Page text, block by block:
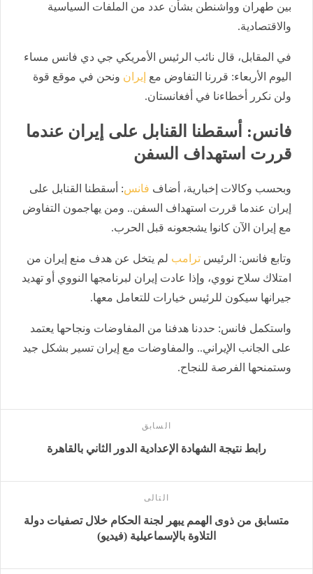
بين طهران وواشنطن بشأن عدد من الملفات السياسية
والاقتصادية.
في المقابل، قال نائب الرئيس الأمريكي جي دي فانس مساء
اليوم الأربعاء: قررنا التفاوض مع إيران ونحن في موقع قوة
ولن نكرر أخطاءنا في أفغانستان.
فانس: أسقطنا القنابل على إيران عندما
قررت استهداف السفن
وبحسب وكالات إخبارية، أضاف فانس: أسقطنا القنابل على
إيران عندما قررت استهداف السفن.. ومن يهاجمون التفاوض
مع إيران الآن كانوا يشجعونه قبل الحرب.
وتابع فانس: الرئيس ترامب لم يتخل عن هدف منع إيران من
امتلاك سلاح نووي، وإذا عادت إيران لبرنامجها النووي أو تهديد
جيرانها سيكون للرئيس خيارات للتعامل معها.
واستكمل فانس: حددنا هدفنا من المفاوضات ونجاحها يعتمد
على الجانب الإيراني.. والمفاوضات مع إيران تسير بشكل جيد
وستمنحها الفرصة للنجاح.
السابق
رابط نتيجة الشهادة الإعدادية الدور الثاني بالقاهرة
التالى
متسابق من ذوى الهمم يبهر لجنة الحكام خلال تصفيات دولة
التلاوة بالإسماعيلية (فيديو)